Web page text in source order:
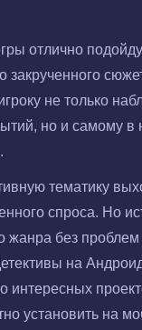
отлично
закрученного
не только
но и самому в
тематику
спроса. Но
жанра без проблем
на
интересных
установить на